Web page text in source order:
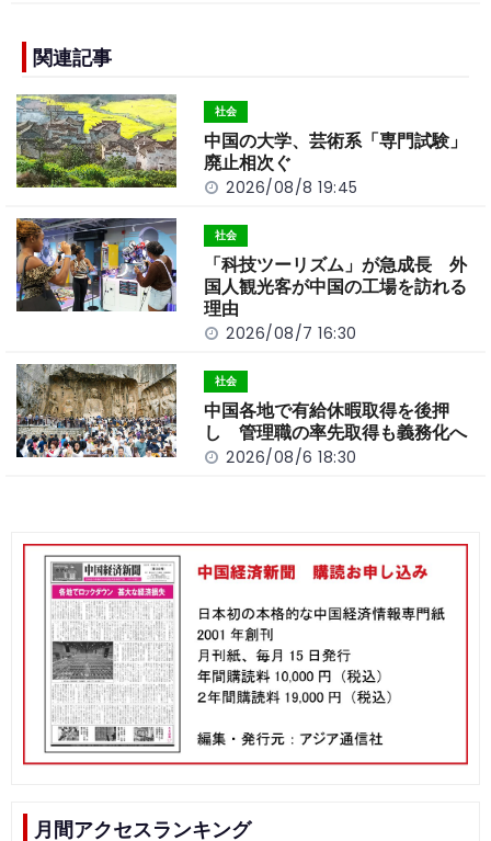
e
b
o
o
k
n
k
関連記事
社会
中国の大学、芸術系「専門試験」
廃止相次ぐ
2026/08/8 19:45
社会
「科技ツーリズム」が急成長 外
国人観光客が中国の工場を訪れる
理由
2026/08/7 16:30
社会
中国各地で有給休暇取得を後押
し 管理職の率先取得も義務化へ
2026/08/6 18:30
月間アクセスランキング